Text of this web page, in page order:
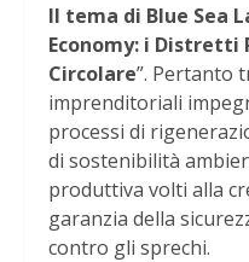
Il tema di Blue Sea
Economy: i Distretti
Circolare”. Pertanto
imprenditoriali
processi di
di sostenibilità
produttiva volti alla
garanzia della
contro gli sprechi.